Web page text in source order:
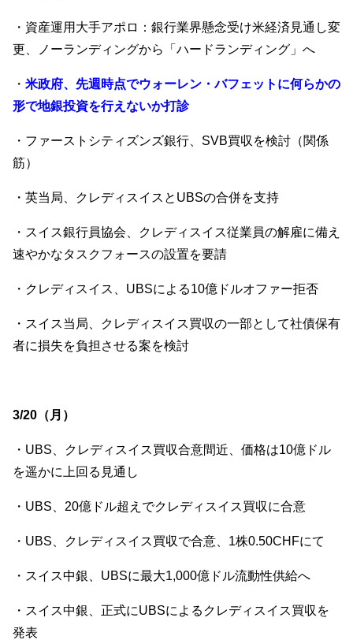
・資産運用大手アポロ：銀行業界懸念受け米経済見通し変
更、ノーランディングから「ハードランディング」へ
・ 米政府、先週時点でウォーレン・バフェットに何らかの
形で地銀投資を行えないか打診
・ファーストシティズンズ銀行、SVB買収を検討（関係
筋）
・英当局、クレディスイスとUBSの合併を支持
・スイス銀行員協会、クレディスイス従業員の解雇に備え
速やかなタスクフォースの設置を要請
・クレディスイス、UBSによる10億ドルオファー拒否
・スイス当局、クレディスイス買収の一部として社債保有
者に損失を負担させる案を検討
3/20（月）
・UBS、クレディスイス買収合意間近、価格は10億ドル
を遥かに上回る見通し
・UBS、20億ドル超えでクレディスイス買収に合意
・UBS、クレディスイス買収で合意、1株0.50CHFにて
・スイス中銀、UBSに最大1,000億ドル流動性供給へ
・スイス中銀、正式にUBSによるクレディスイス買収を
発表